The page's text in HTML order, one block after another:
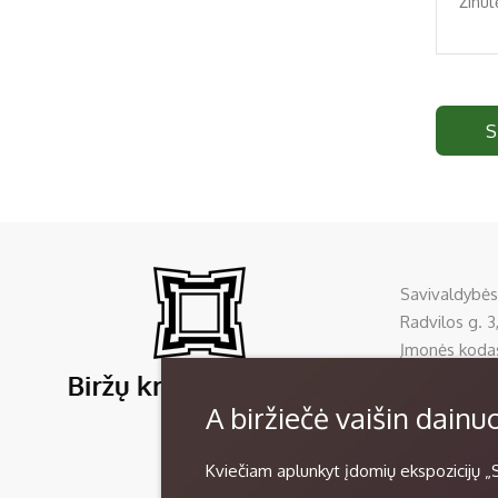
Radvilos g.
Įmonės
El. p.
Duomenys
A biržiečė vaišin
Kviečiam aplunkyt įdomių ekspozicijų